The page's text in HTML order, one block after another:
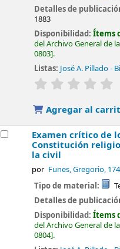
Detalles de
1883
Disponibilidad:Ítems
del Archivo General de
0803 .
Listas: José A. Pillado -
valoración
Agregar al
Examen crítico de
Constitución
la civil
por Funes, Gregorio,
Tipo de material:
Detalles de
Disponibilidad:Ítems
del Archivo General de
0804 .